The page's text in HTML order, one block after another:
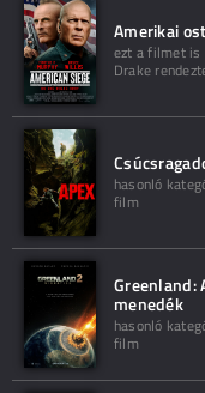
Amerikai
ezt a filmet is
Drake
hasonló
film
Greenland:
menedék
hasonló
film